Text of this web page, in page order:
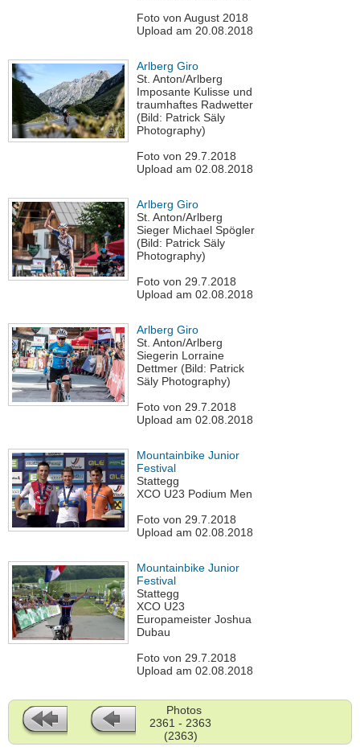
Foto von August 2018
Upload am 20.08.2018
Arlberg Giro
St. Anton/Arlberg
Imposante Kulisse und
traumhaftes Radwetter
(Bild: Patrick Säly
Photography)
Foto von 29.7.2018
Upload am 02.08.2018
Arlberg Giro
St. Anton/Arlberg
Sieger Michael Spögler
(Bild: Patrick Säly
Photography)
Foto von 29.7.2018
Upload am 02.08.2018
Arlberg Giro
St. Anton/Arlberg
Siegerin Lorraine
Dettmer (Bild: Patrick
Säly Photography)
Foto von 29.7.2018
Upload am 02.08.2018
Mountainbike Junior
Festival
Stattegg
XCO U23 Podium Men
Foto von 29.7.2018
Upload am 02.08.2018
Mountainbike Junior
Festival
Stattegg
XCO U23
Europameister Joshua
Dubau
Foto von 29.7.2018
Upload am 02.08.2018
Photos
2361 - 2363
(2363)